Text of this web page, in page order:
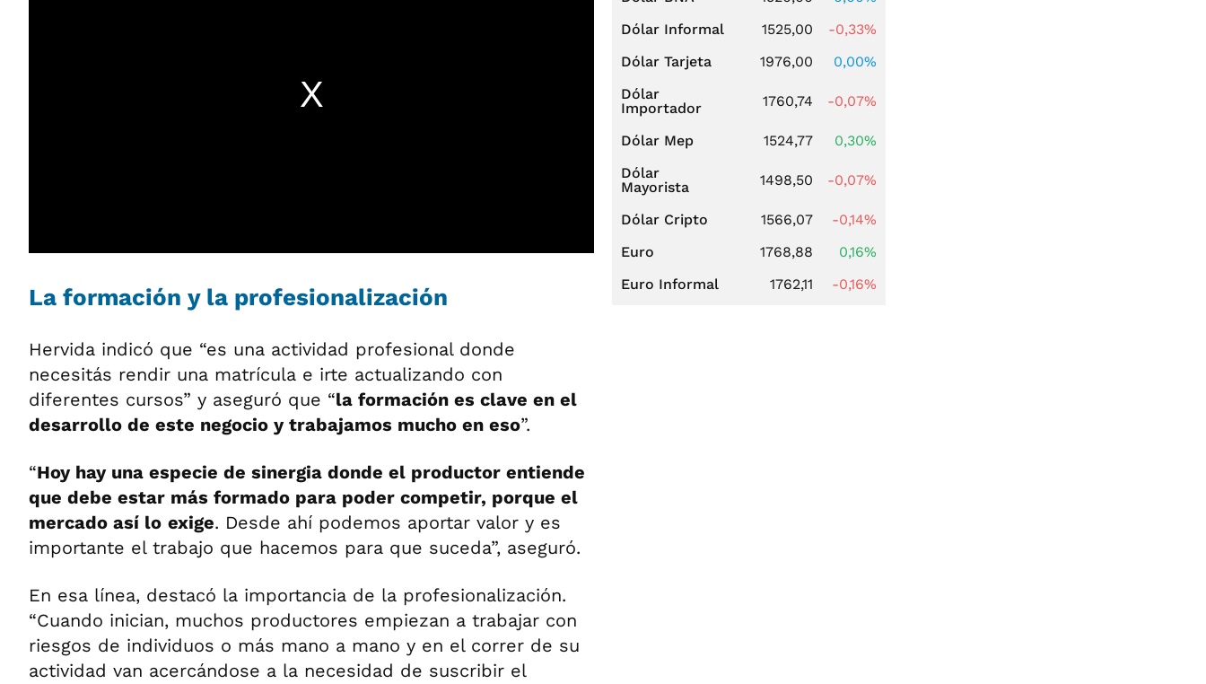
La formación y la profesionalización
Hervida indicó que “es una actividad profesional donde
necesitás rendir una matrícula e irte actualizando con
diferentes cursos” y aseguró que “la formación es clave en el
desarrollo de este negocio y trabajamos mucho en eso”.
“Hoy hay una especie de sinergia donde el productor entiende
que debe estar más formado para poder competir, porque el
mercado así lo exige. Desde ahí podemos aportar valor y es
importante el trabajo que hacemos para que suceda”, aseguró.
En esa línea, destacó la importancia de la profesionalización.
“Cuando inician, muchos productores empiezan a trabajar con
riesgos de individuos o más mano a mano y en el correr de su
actividad van acercándose a la necesidad de suscribir el
Dólar Informal
1525,00
-0,33%
Dólar Tarjeta
1976,00
0,00%
Dólar
Importador
1760,74 -0,07%
Dólar Mep 1524,77
0,30%
Dólar
Mayorista
1498,50 -0,07%
Dólar Cripto 1566,07
-0,14%
Euro
1768,88
0,16%
Euro Informal
1762,11 -0,16%